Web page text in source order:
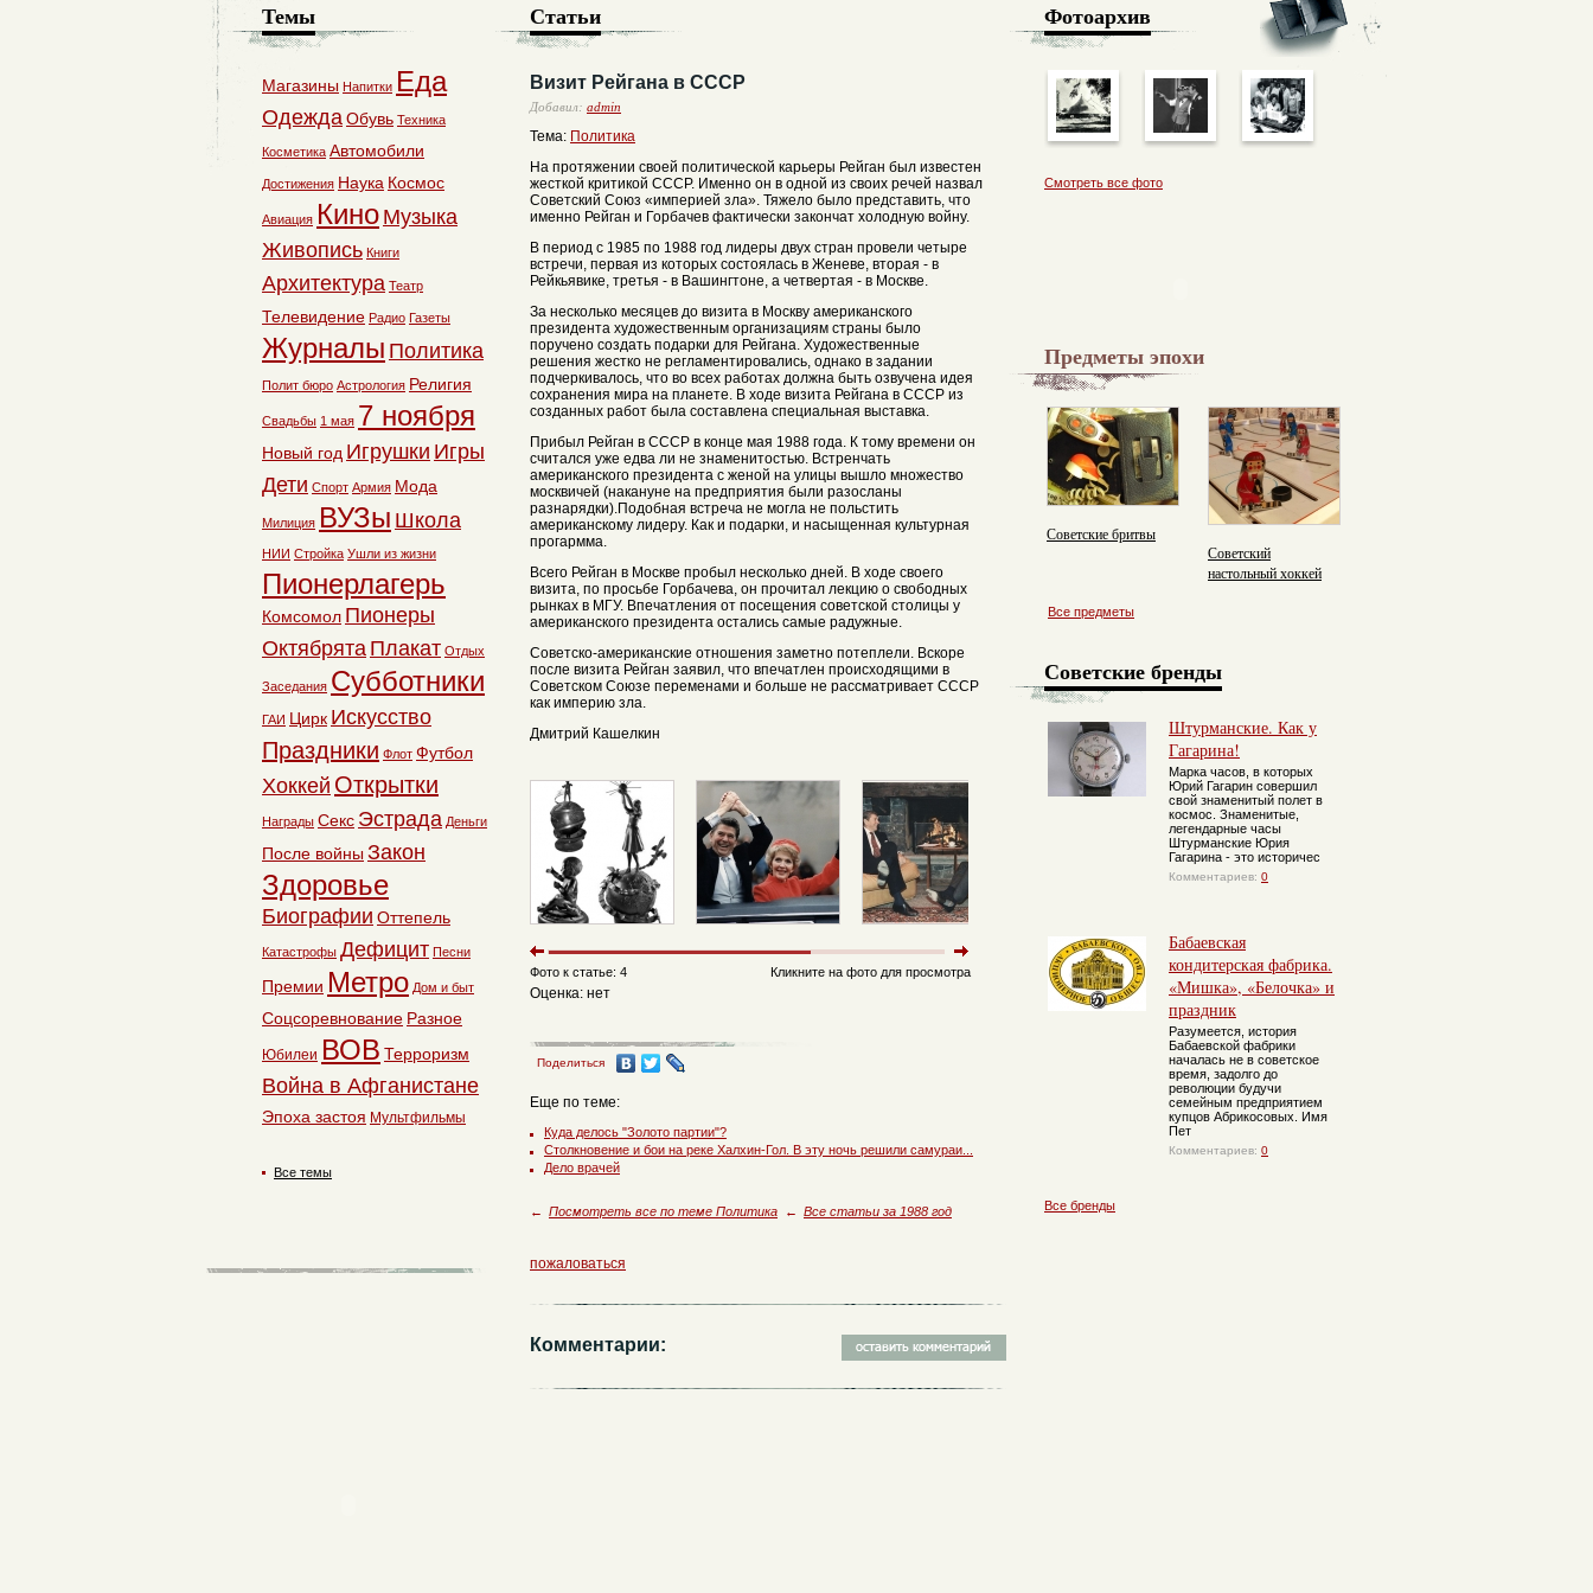
Статьи
Визит Рейгана в СССР
Добавил: admin
Тема: Политика
На протяжении своей политической карьеры Рейган был известен
жесткой критикой СССР. Именно он в одной из своих речей назвал
Советский Союз «империей зла». Тяжело было представить, что
именно Рейган и Горбачев фактически закончат холодную войну.
В период с 1985 по 1988 год лидеры двух стран провели четыре
встречи, первая из которых состоялась в Женеве, вторая - в
Рейкьявике, третья - в Вашингтоне, а четвертая - в Москве.
За несколько месяцев до визита в Москву американского
президента художественным организациям страны было
поручено создать подарки для Рейгана. Художественные
решения жестко не регламентировались, однако в задании
подчеркивалось, что во всех работах должна быть озвучена идея
сохранения мира на планете. В ходе визита Рейгана в СССР из
созданных работ была составлена специальная выставка.
Прибыл Рейган в СССР в конце мая 1988 года. К тому времени он
считался уже едва ли не знаменитостью. Встренчать
американского президента с женой на улицы вышло множество
москвичей (накануне на предприятия были разосланы
разнарядки).Подобная встреча не могла не польстить
американскому лидеру. Как и подарки, и насыщенная культурная
прогармма.
Всего Рейган в Москве пробыл несколько дней. В ходе своего
визита, по просьбе Горбачева, он прочитал лекцию о свободных
рынках в МГУ. Впечатления от посещения советской столицы у
американского президента остались самые радужные.
Советско-американские отношения заметно потеплели. Вскоре
после визита Рейган заявил, что впечатлен происходящими в
Советском Союзе переменами и больше не рассматривает СССР
как империю зла.
Дмитрий Кашелкин
Кликните на фото для просмотра
Фото к статье: 4
Оценка: нет
Поделиться
Еще по теме:
Куда делось "Золото партии"?
Столкновение и бои на реке Халхин-Гол. В эту ночь решили самураи...
Дело врачей
← Посмотреть все по теме Политика ← Все статьи за 1988 год
пожаловаться
Комментарии:
Фотоархив
Смотреть все фото
Предметы эпохи
Советские бритвы
Советский
настольный хоккей
Все предметы
Советские бренды
Штурманские. Как у
Гагарина!
Марка часов, в которых
Юрий Гагарин совершил
свой знаменитый полет в
космос. Знаменитые,
легендарные часы
Штурманские Юрия
Гагарина - это историчес
Комментариев: 0
Бабаевская
кондитерская фабрика.
«Мишка», «Белочка» и
праздник
Разумеется, история
Бабаевской фабрики
началась не в советское
время, задолго до
революции будучи
семейным предприятием
купцов Абрикосовых. Имя
Пет
Комментариев: 0
Все бренды
Темы
Магазины Напитки Еда
ОдеждаОбувь Техника
Косметика Автомобили
Достижения Наука Космос
Авиация Кино Музыка
Живопись Книги
Архитектура Театр
Телевидение Радио Газеты
Журналы Политика
Полит бюро Астрология Религия
Свадьбы 1 мая 7 ноября
Новый год Игрушки Игры
Дети Спорт Армия Мода
Милиция ВУЗы Школа
НИИ Стройка Ушли из жизни
Пионерлагерь
Комсомол Пионеры
Октябрята Плакат Отдых
Заседания Субботники
ГАИ Цирк Искусство
Праздники Флот Футбол
Хоккей Открытки
Награды Секс Эстрада Деньги
После войны Закон
Здоровье
Биографии Оттепель
Катастрофы Дефицит Песни
Премии Метро Дом и быт
Соцсоревнование Разное
Юбилеи ВОВ Терроризм
Война в Афганистане
Эпоха застоя Мультфильмы
Все темы